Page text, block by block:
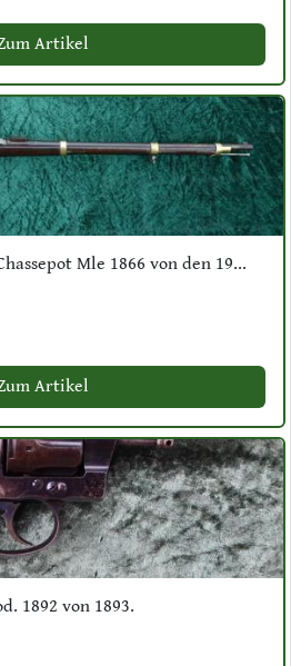
Artikel
Mle 1866 von den 19...
Artikel
1892 von 1893.